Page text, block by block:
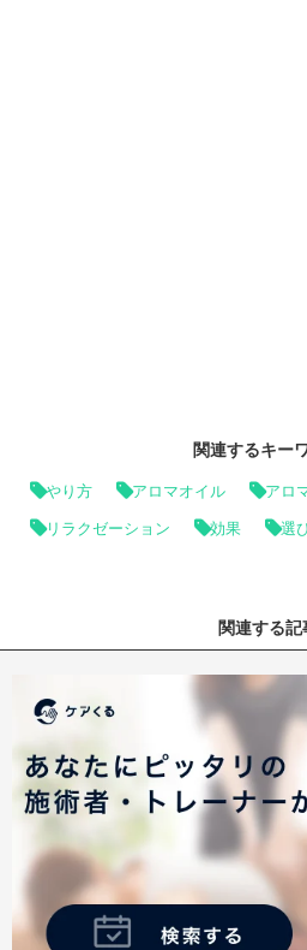
関連するキー
やり方 アロマオイル アロ
リラクゼーション 効果 選
関連する記